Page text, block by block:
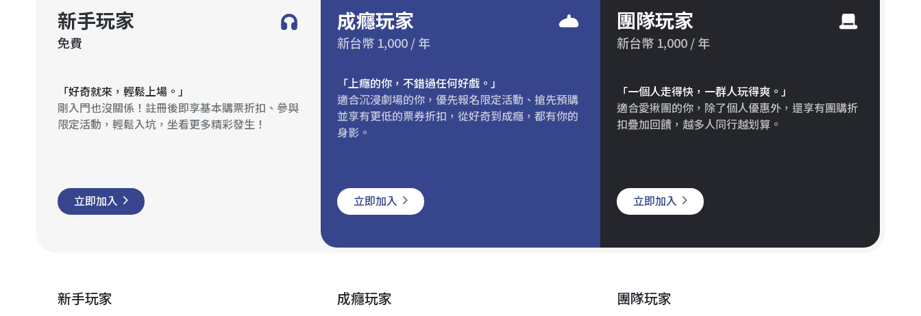
新手玩家
免費
「好奇就來，輕鬆上場。」
剛入門也沒關係！註冊後即享基本購票折扣、參與
限定活動，輕鬆入坑，坐看更多精彩發生！
立即加入
新手玩家
成癮玩家
新台幣 1,000 / 年
「上癮的你，不錯過任何好戲。」
適合沉浸劇場的你，優先報名限定活動、搶先預購
並享有更低的票券折扣，從好奇到成癮，都有你的
身影。
立即加入
成癮玩家
團隊玩家
新台幣 1,000 / 年
「一個人走得快，一群人玩得爽。」
適合愛揪團的你，除了個人優惠外，還享有團購折
扣疊加回饋，越多人同行越划算。
立即加入
團隊玩家